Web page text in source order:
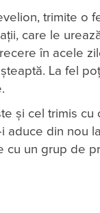
trimite o
care le
în acele
La fel
și cel trimis
aduce din nou
cu un grup de